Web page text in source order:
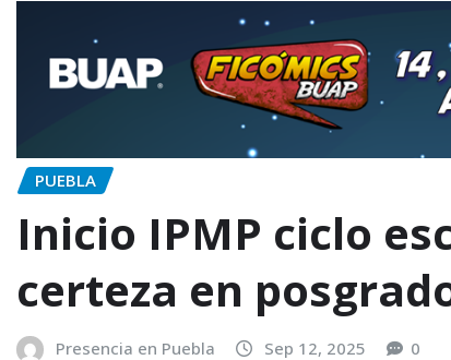
PUEBLA
Inicio IPMP ciclo
certeza en
Presencia en Puebla Sep 12, 2025 0